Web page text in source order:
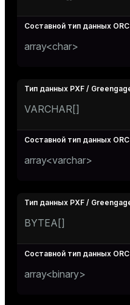
array<char>
VARCHAR[]
array<varchar>
BYTEA[]
array<binary>